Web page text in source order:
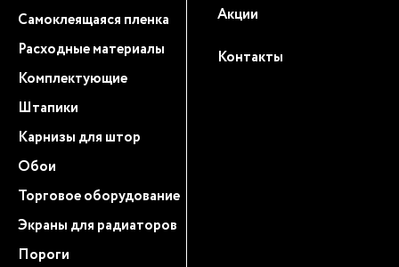
Самоклеящаяся пленка
Расходные материалы
Комплектующие
Штапики
Карнизы для штор
Обои
Торговое оборудование
Экраны для радиаторов
Пороги
Акции
Контакты